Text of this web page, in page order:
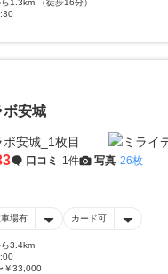
1.3km （徒歩16分）
ボ安城
口コミ 1件 写真 26枚
場有 カード可
3.4km
￥33,000